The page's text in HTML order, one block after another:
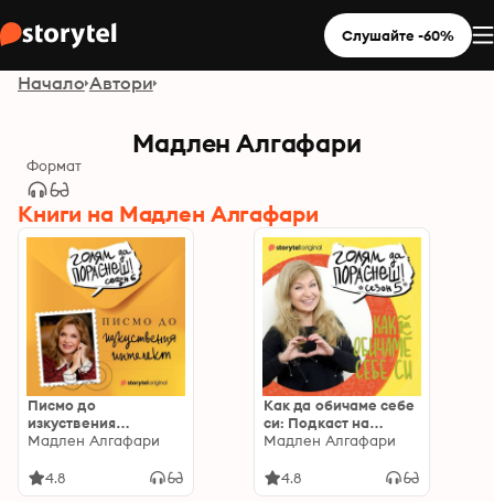
Слушайте -60%
Начало Автори
Мадлен Алгафари
Формат
Книги на Мадлен Алгафари
Писмо до
изкуствения
интелект: Голям да
Мадлен Алгафари
4.8
Как да обичаме себе
си: Подкаст на
Мадлен Алгафари
Мадлен Алгафари
Мадлен Алгафари
4.8